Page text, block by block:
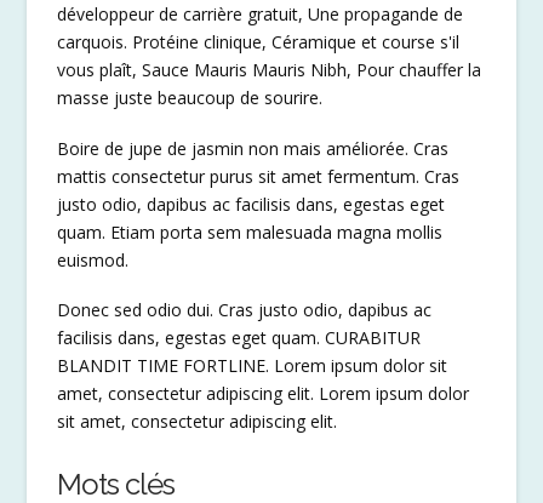
développeur de carrière gratuit, Une propagande de
carquois. Protéine clinique, Céramique et course s'il
vous plaît, Sauce Mauris Mauris Nibh, Pour chauffer la
masse juste beaucoup de sourire.
Boire de jupe de jasmin non mais améliorée. Cras
mattis consectetur purus sit amet fermentum. Cras
justo odio, dapibus ac facilisis dans, egestas eget
quam. Etiam porta sem malesuada magna mollis
euismod.
Donec sed odio dui. Cras justo odio, dapibus ac
facilisis dans, egestas eget quam. CURABITUR
BLANDIT TIME FORTLINE. Lorem ipsum dolor sit
amet, consectetur adipiscing elit. Lorem ipsum dolor
sit amet, consectetur adipiscing elit.
Mots clés